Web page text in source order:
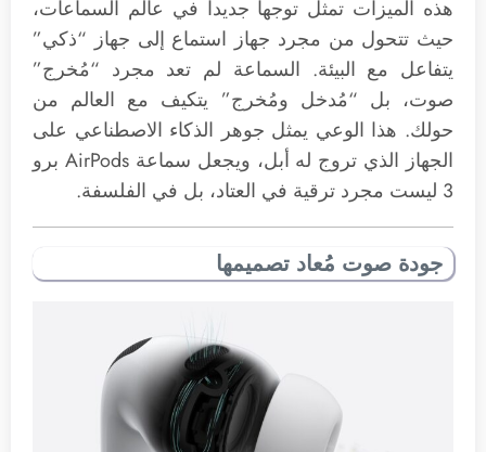
هذه الميزات تمثل توجهاً جديداً في عالم السماعات،
حيث تتحول من مجرد جهاز استماع إلى جهاز “ذكي”
يتفاعل مع البيئة. السماعة لم تعد مجرد “مُخرج”
صوت، بل “مُدخل ومُخرج” يتكيف مع العالم من
حولك. هذا الوعي يمثل جوهر الذكاء الاصطناعي على
الجهاز الذي تروج له أبل، ويجعل سماعة AirPods برو
3 ليست مجرد ترقية في العتاد، بل في الفلسفة.
جودة صوت مُعاد تصميمها